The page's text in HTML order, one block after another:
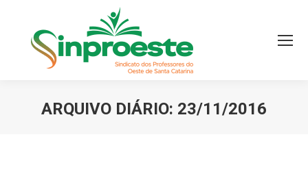
ARQUIVO DIÁRIO: 23/11/2016